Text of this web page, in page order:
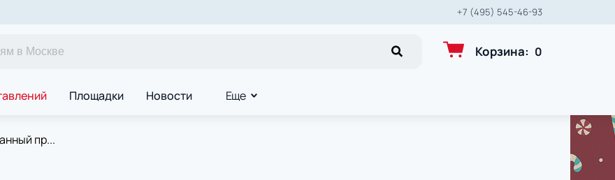
+7 (495) 545-46-93
Корзина: 0
Площадки Новости Еще
пр...